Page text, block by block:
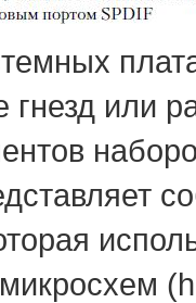
гнезд или